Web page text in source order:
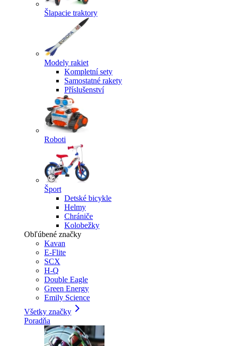
Šlapacie traktory
Modely rakiet
Kompletní sety
Samostatné rakety
Příslušenství
Roboti
Šport
Detské bicykle
Helmy
Chrániče
Kolobežky
Obľúbené značky
Kavan
E-Flite
SCX
H-Q
Double Eagle
Green Energy
Emily Science
Všetky značky
Poradňa